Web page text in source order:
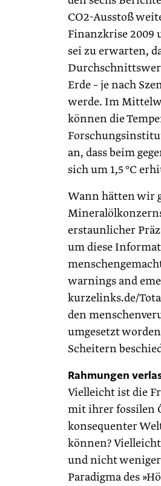
CO2-Ausstoß
Finanzkrise 2009
sei zu erwarten,
Erde – je nach
werde. Im
können die
an, dass beim
sich um 1,5 °C
Wann hätten wir
erstaunlicher
um diese
warnings and
kurzelinks.de/
den
umgesetzt
Scheitern
Rahmungen
Vielleicht ist die
mit ihrer fossilen
konsequenter
können?
und nicht weniger
Paradigma des